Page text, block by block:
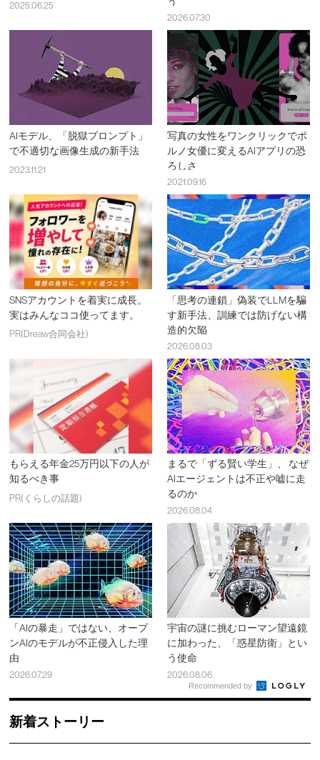
2025.06.25
2026.07.30
AIモデル、「脱獄プロンプト」
で不適切な画像生成の新手法
2023.11.21
写真の女性をワンクリックでポ
ルノ女優に変えるAIアプリの恐
ろしさ
2021.09.16
SNSアカウントを着実に成長。
実はみんなココ使ってます。
PR(Dreaw合同会社)
「思考の連鎖」偽装でLLMを騙
す新手法、訓練では防げない構
造的欠陥
2026.08.03
もらえる年金25万円以下の人が
知るべき事
PR(くらしの話題)
まるで「ずる賢い学生」、 なぜ
AIエージェントは不正や嘘に走
るのか
2026.08.04
「AIの暴走」ではない、オープ
ンAIのモデルが不正侵入した理
由
2026.07.29
宇宙の謎に挑むローマン望遠鏡
に加わった、「惑星防衛」とい
う使命
2026.08.06
Recommended by
新着ストーリー